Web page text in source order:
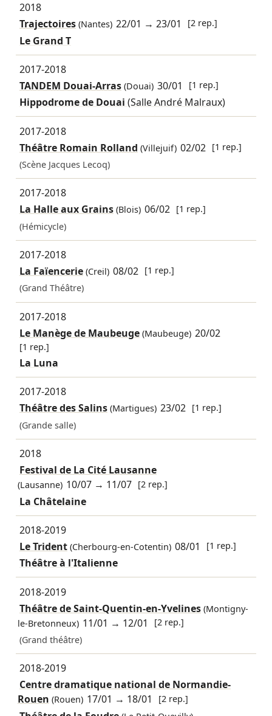
2018
Trajectoires(Nantes) 22/01 →23/01 [2 rep.]
Le Grand T
2017-2018
TANDEM Douai-Arras(Douai) 30/01 [1 rep.]
Hippodrome de Douai (Salle André Malraux)
2017-2018
Théâtre Romain Rolland (Villejuif) 02/02 [1 rep.]
(Scène Jacques Lecoq)
2017-2018
La Halle aux Grains(Blois) 06/02 [1 rep.]
(Hémicycle)
2017-2018
La Faïencerie(Creil) 08/02 [1 rep.]
(Grand Théâtre)
2017-2018
Le Manège de Maubeuge(Maubeuge) 20/02
[1 rep.]
La Luna
2017-2018
Théâtre des Salins(Martigues) 23/02 [1 rep.]
(Grande salle)
2018
Festival de La Cité Lausanne
(Lausanne) 10/07 → 11/07 [2 rep.]
La Châtelaine
2018-2019
Le Trident(Cherbourg-en-Cotentin) 08/01 [1 rep.]
Théâtre à l'Italienne
2018-2019
Théâtre de Saint-Quentin-en-Yvelines(Montigny-
le-Bretonneux) 11/01 → 12/01
[2 rep.]
(Grand théâtre)
2018-2019
Centre dramatique national de Normandie-
Rouen (Rouen) 17/01 → 18/01 [2 rep.]